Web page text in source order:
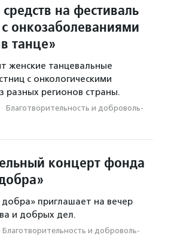
на фестиваль
онкозаболеваниями
танце»
женские танцевальные
с онкологическими
разных регионов страны.
· Благотвори­тель­ность и доброволь­
концерт фонда
приглашает на вечер
и добрых дел.
Благотвори­тель­ность и доброволь­